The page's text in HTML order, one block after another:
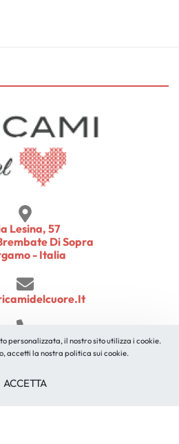
Lesina, 57
Di Sopra
- Italia
345 5172631
– 2026 un marchio di B.M. Ricami
personalizzata, il nostro sito utilizza i cookie.
accetti la nostra politica sui cookie.
ACCETTA